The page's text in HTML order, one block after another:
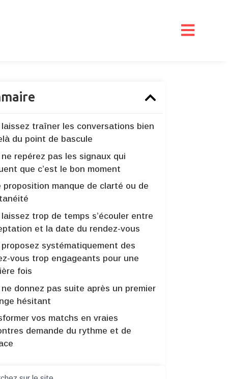
laissez traîner les conversations bien
du point de bascule
ne repérez pas les signaux qui
que c’est le bon moment
proposition manque de clarté ou de
laissez trop de temps s’écouler entre
et la date du rendez-vous
proposez systématiquement des
vous trop engageants pour une
fois
ne donnez pas suite après un premier
hésitant
vos matchs en vraies
demande du rythme et de